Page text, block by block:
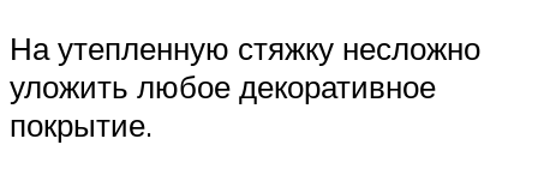
На утепленную стяжку несложно
уложить любое декоративное
покрытие.